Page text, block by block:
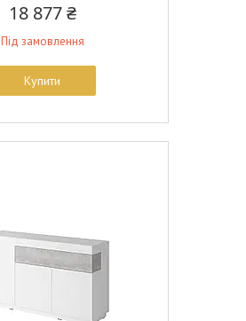
18 877 ₴
Під замовлення
Купити